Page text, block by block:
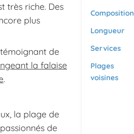
très riche. Des
plus
témoignant de
la falaise
.
la plage de
de
Composition
Longueur
Services
Plages
voisines